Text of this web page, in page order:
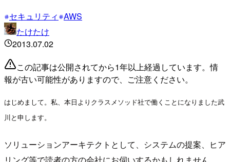
セキュリティ AWS
たけたけ
2013.07.02
この記事は公開されてから1年以上経過しています。情
報が古い可能性がありますので、ご注意ください。
はじめまして。私、本日よりクラスメソッド社で働くことになりました武
川と申します。
ソリューションアーキテクトとして、システムの提案、ヒア
リング等で読者の方の会社にお伺いするかもしれません。